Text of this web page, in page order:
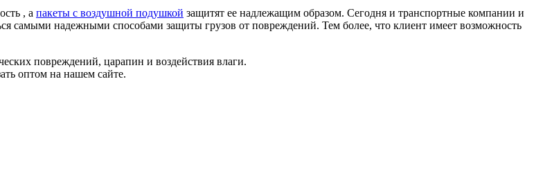
, а пакеты с воздушной подушкой защитят ее надлежащим образом. Сегодня и транспортные компании и
самыми надежными способами защиты грузов от повреждений. Тем более, что клиент имеет возможность
повреждений, царапин и воздействия влаги.
оптом на нашем сайте.